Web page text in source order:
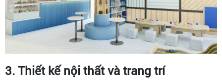
3. Thiết kế nội thất và trang trí